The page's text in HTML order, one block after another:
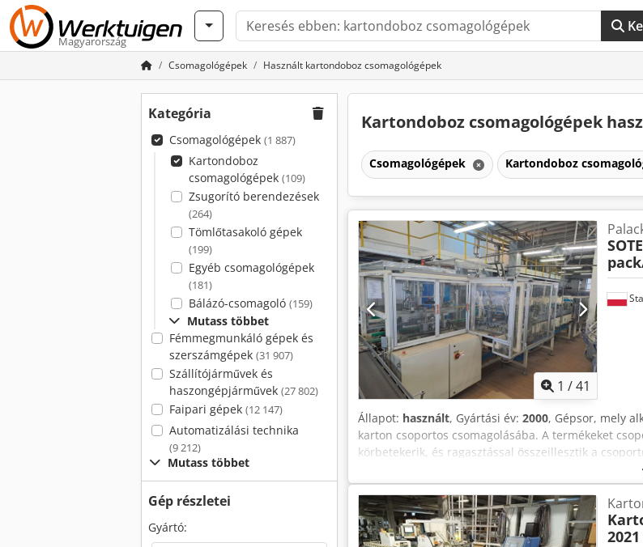
Magyarország
Csomagológépek Használt kartondoboz csomagológépek
Kategória
Csomagológépek (1 887)
Kartondoboz
csomagológépek (109)
Zsugorító berendezések
(264)
Tömlőtasakoló gépek
(199)
Egyéb csomagológépek
(181)
Bálázó-csomagoló (159)
Mutass többet
Fémmegmunkáló gépek és
szerszámgépek (31 907)
Szállítójárművek és
haszongépjárművek (27 802)
Faipari gépek (12 147)
Automatizálási technika
(9 212)
Mutass többet
Gép részletei
Gyártó:
Kartondoboz csomagológépek
Csomagológépek Kartondoboz
1 /41
Állapot: használt, Gyártási év: 2000, Gépsor, mely
karton csoportos csomagolásába. A termékeket
körbetekerik, és ragasztással összeillesztik a
WRAP-AROUND Csdpoywclwsfx Alisha Gyártási év:
csomag/perc) Vezérlés: S7-300 Eredeti műszaki
leszereléskor üzemképes állapotban, a képeken
2021